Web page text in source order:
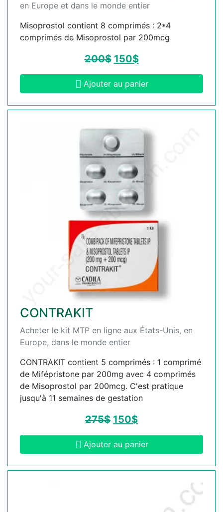
en Europe et dans le monde entier
Misoprostol contient 8 comprimés : 2*4
comprimés de Misoprostol par 200mcg
200$ 150$
Ajouter au panier
CONTRAKIT
Acheter le kit MTP en ligne aux États-Unis, en
Europe, dans le monde entier
CONTRAKIT contient 5 comprimés : 1 comprimé
de Mifépristone par 200mg avec 4 comprimés
de Misoprostol par 200mcg. C'est pratique
jusqu'à 11 semaines de gestation
275$ 150$
Ajouter au panier